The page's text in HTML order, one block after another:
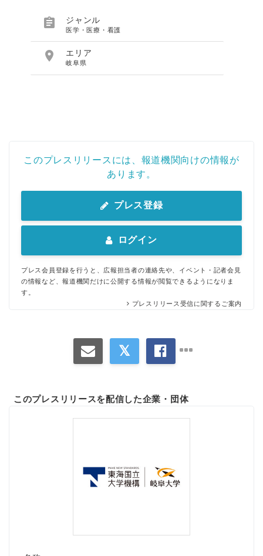
 ジャンル
医学・医療・看護
 エリア
岐阜県
このプレスリリースには、報道機関向けの情報が
あります。
プレス登録
ログイン
プレス会員登録を行うと、広報担当者の連絡先や、イベント・記者会見
の情報など、報道機関だけに公開する情報が閲覧できるようになりま
す。
プレスリリース受信に関するご案内
このプレスリリースを配信した企業・団体